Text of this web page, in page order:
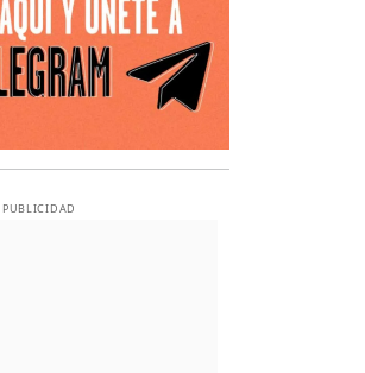
PUBLICIDAD